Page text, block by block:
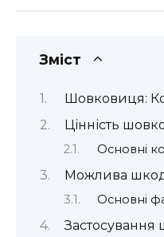
Зміст
Шовковиця:
Цінність
Основні
Можлива
Основні
Застосування